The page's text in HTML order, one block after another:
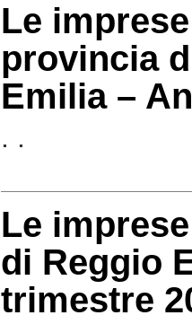
Le
provincia
Emilia –
. .
Le
di Reggio
trimestre